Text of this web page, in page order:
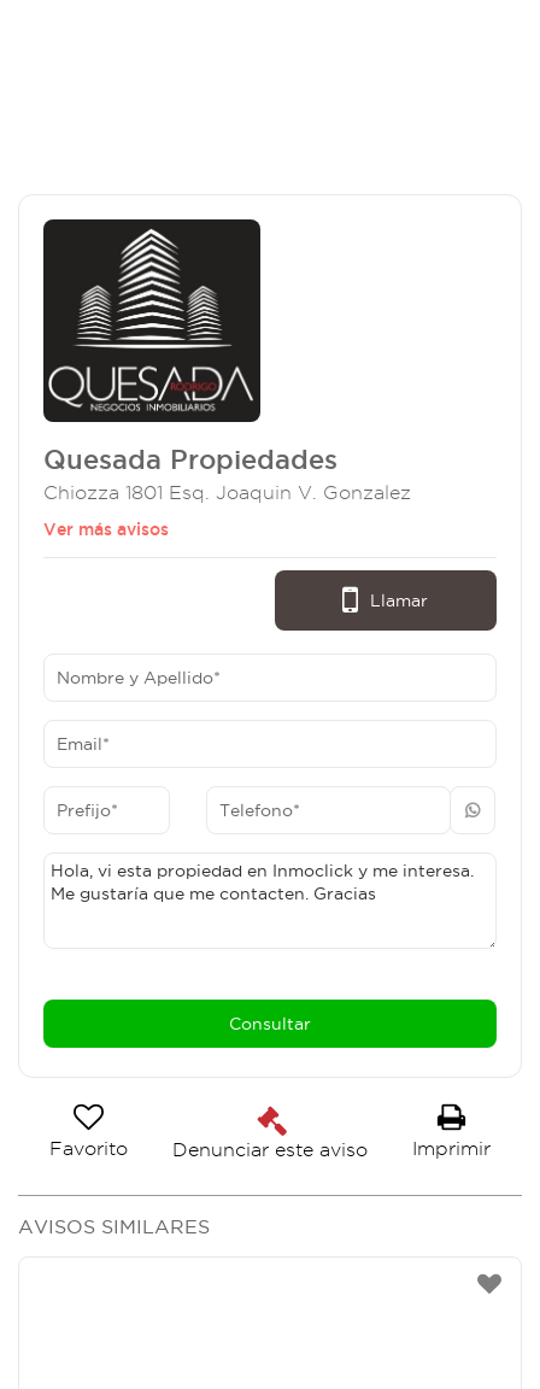
Quesada Propiedades
Chiozza 1801 Esq. Joaquin V. Gonzalez
Ver más avisos
Llamar
Favorito Denunciar este aviso Imprimir
AVISOS SIMILARES